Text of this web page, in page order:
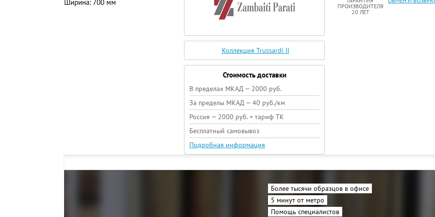
Ширина: 700 мм
Коллекция Trussardi II
Стоимость доставки
В пределах МКАД — 2000 руб.
За пределы МКАД — 40 руб./км
Россия — 2000 руб. + тариф ТК
Бесплатный самовывоз
Подробная информация
ПРОИЗВОДИТЕЛЯ
20 ЛЕТ
Более тысячи образцов в офисе
5 минут от метро
Помощь специалистов